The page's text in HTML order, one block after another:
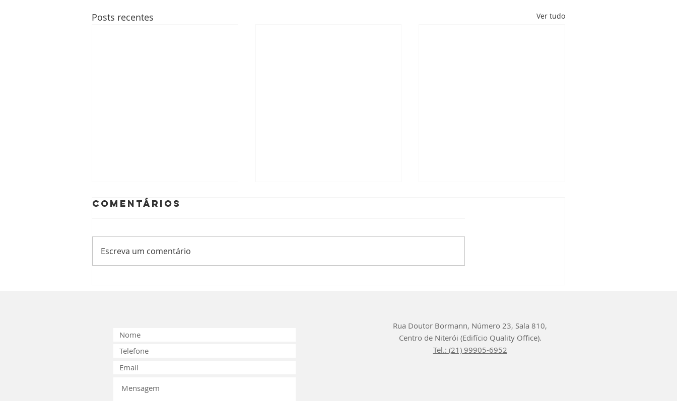
Posts recentes Ver tudo
Comentários
Escreva um comentário
Rua Doutor Bormann, Número 23, Sala 810,
Centro de Niterói (Edifício Quality Office).
Tel.: (21) 99905-6952